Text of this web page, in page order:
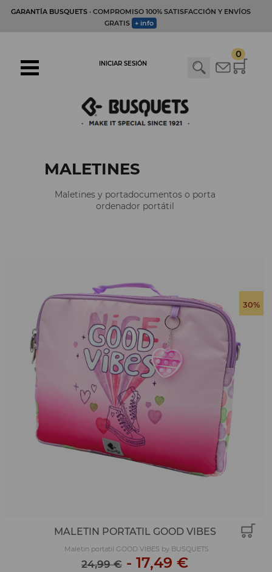
GARANTÍA BUSQUETS· COMPROMISO 100% SATISFACCIÓN Y ENVÍOS
GRATIS + info
0
INICIAR SESIÓN
MALETINES
Maletines y portadocumentos o porta
ordenador portátil
30%
MALETIN PORTATIL GOOD VIBES
Maletin portatil GOOD VIBES by BUSQUETS
24,99 € - 17,49 €